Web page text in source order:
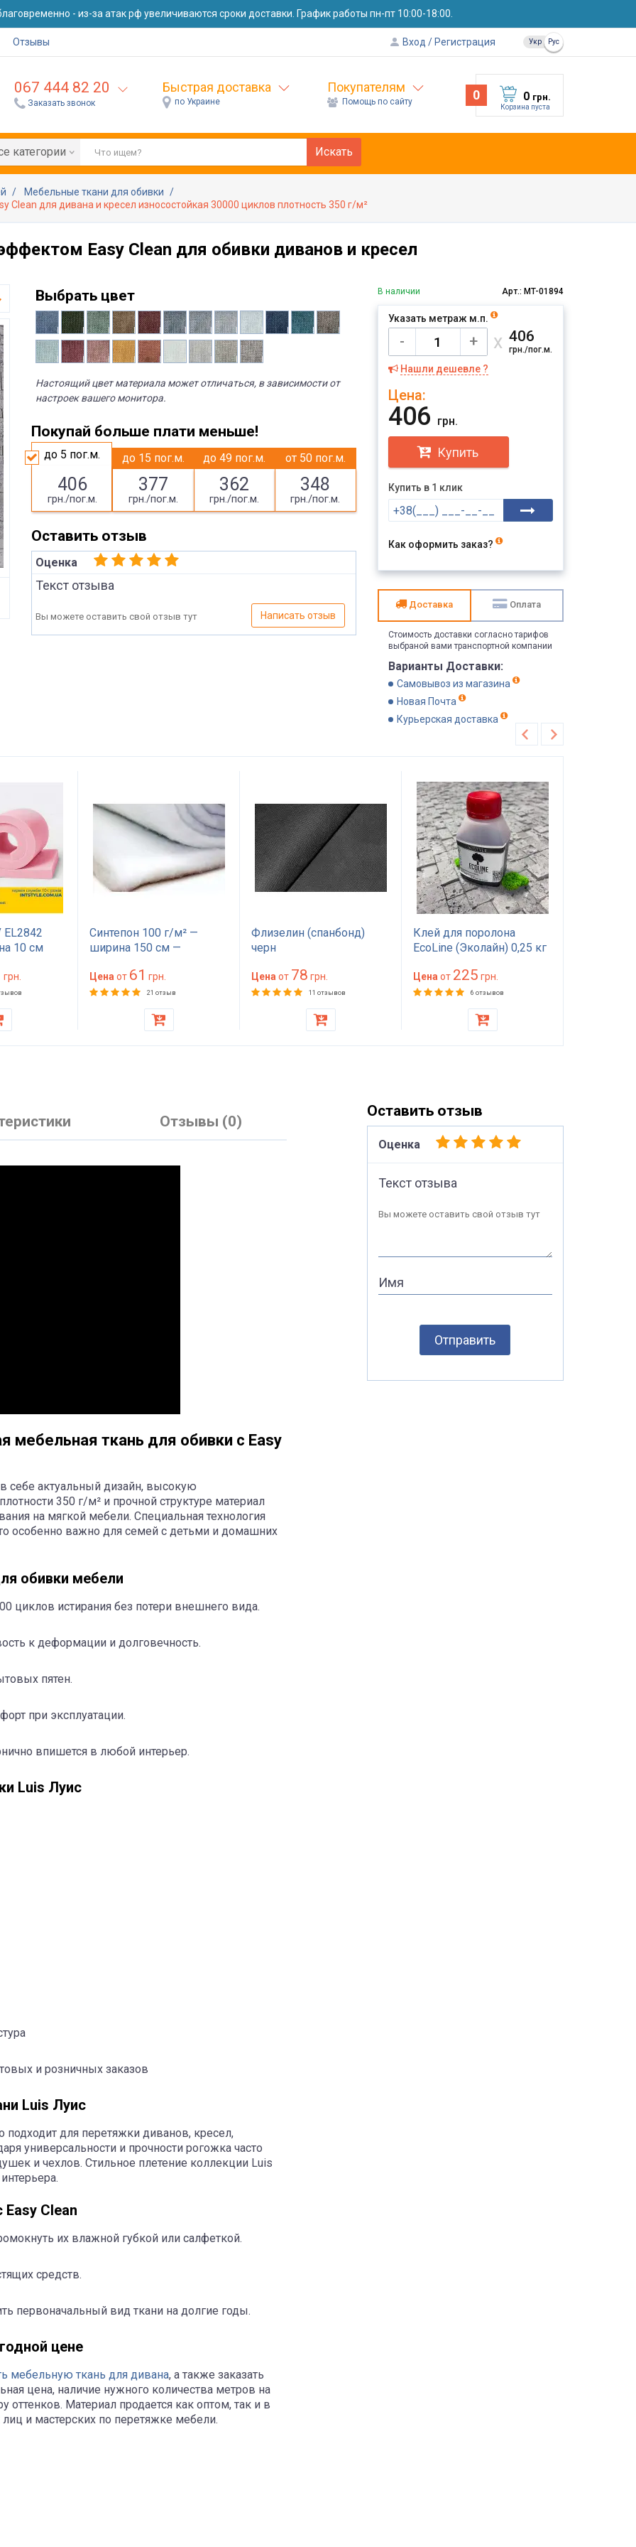
- из-за атак рф увеличиваются сроки доставки. График работы пн-пт 10:00-18:00.
Отзывы Вход Регистрация Укр Рус
067 444 82 20
Заказать звонок
Быстрая доставка
по Украине
Покупателям
Помощь по сайту 0 0 грн.
Корзина пуста
категории Искать
Мебельные ткани для обивки
Clean для дивана и кресел износостойкая 30000 циклов плотность 350 г/м²
Easy Clean для обивки диванов и кресел
Выбрать цвет
Настоящий цвет материала может отличаться, в зависимости от
настроек вашего монитора.
Покупай больше плати меньше!
до 5 пог.м.
406
грн./пог.м.
до 15 пог.м.
377
грн./пог.м.
до 49 пог.м.
362
грн./пог.м.
от 50 пог.м.
348
грн./пог.м.
Оставить отзыв
Оценка
Текст отзыва
Вы можете оставить свой отзыв тут Написать отзыв
Отправить
В наличии Арт.: MT-01894
Указать метраж м.п.
- + х 406
грн./пог.м.
Нашли дешевле ?
Цена:
406 грн.
Купить
Купить в 1 клик
Как оформить заказ?
Доставка Оплата
Стоимость доставки согласно тарифов
выбраной вами транспортной компании
Варианты Доставки:
Самовывоз из магазина
Новая Почта
Курьерская доставка
10 см
для
дивана,
грн.
Синтепон 100 г/м² —
ширина 150 см —
утепления
Цена от 61 грн.
21 отзыв
Флизелин (спанбонд)
черн
Цена от 78 грн.
11 отзывов
Клей для поролона
EcoLine (Эколайн) 0,25 кг
красного цвета
Цена от 225 грн.
6 отзывов
Отзывы (0)
мебельная ткань для обивки с Easy
себе актуальный дизайн, высокую
350 г/м² и прочной структуре материал
на мягкой мебели. Специальная технология
особенно важно для семей с детьми и домашних
обивки мебели
циклов истирания без потери внешнего вида.
к деформации и долговечность.
пятен.
при эксплуатации.
впишется в любой интерьер.
Luis Луис
и розничных заказов
Luis Луис
подходит для перетяжки диванов, кресел,
универсальности и прочности рогожка часто
и чехлов. Стильное плетение коллекции Luis
Clean
их влажной губкой или салфеткой.
средств.
первоначальный вид ткани на долгие годы.
цене
мебельную ткань для дивана, а также заказать
цена, наличие нужного количества метров на
оттенков. Материал продается как оптом, так и в
и мастерских по перетяжке мебели.
Оставить отзыв
Оценка
Текст отзыва
Вы можете оставить свой отзыв тут
Имя
Отправить